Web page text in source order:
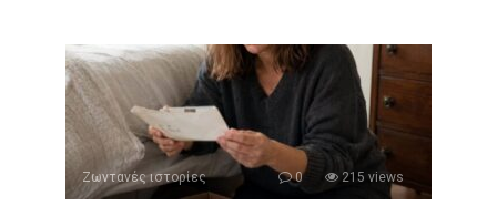
Ζωντανές ιστορίες 0 215 views